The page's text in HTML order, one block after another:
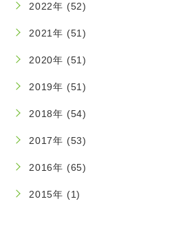
2022年 (52)
2021年 (51)
2020年 (51)
2019年 (51)
2018年 (54)
2017年 (53)
2016年 (65)
2015年 (1)